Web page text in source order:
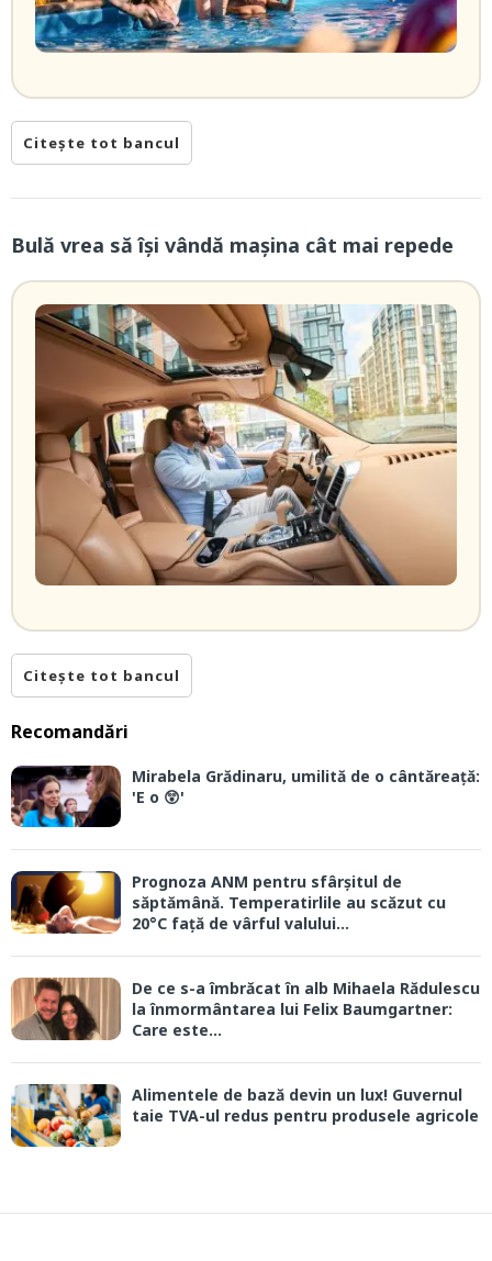
Citește tot bancul
Bulă vrea să își vândă mașina cât mai repede
Citește tot bancul
Recomandări
Mirabela Grădinaru, umilită de o cântăreață:
'E o 😲'
Prognoza ANM pentru sfârșitul de
săptămână. Temperatirlile au scăzut cu
20°C față de vârful valului...
De ce s-a îmbrăcat în alb Mihaela Rădulescu
la înmormântarea lui Felix Baumgartner:
Care este...
Alimentele de bază devin un lux! Guvernul
taie TVA-ul redus pentru produsele agricole